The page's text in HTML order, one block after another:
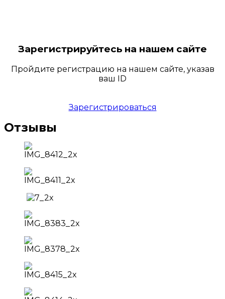
Зарегистрируйтесь на нашем сайте
Пройдите регистрацию на нашем сайте, указав
ваш ID
Зарегистрироваться
Отзывы